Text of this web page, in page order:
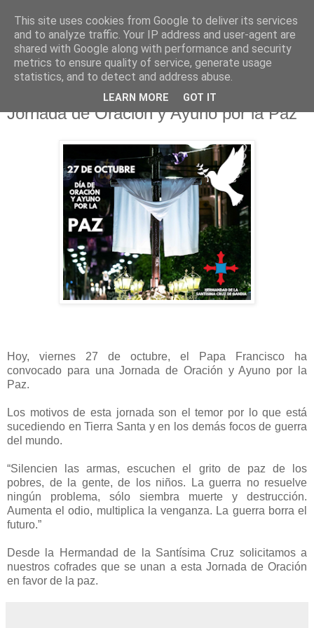
Hermandad de la
Santísima Cruz
Jornada de Oración y Ayuno por la Paz
Hoy, viernes 27 de octubre, el Papa Francisco ha
convocado para una Jornada de Oración y Ayuno por la
Paz.
Los motivos de esta jornada son el temor por lo que está
sucediendo en Tierra Santa y en los demás focos de guerra
del mundo.
“Silencien las armas, escuchen el grito de paz de los
pobres, de la gente, de los niños. La guerra no resuelve
ningún problema, sólo siembra muerte y destrucción.
Aumenta el odio, multiplica la venganza. La guerra borra el
futuro.”
Desde la Hermandad de la Santísima Cruz solicitamos a
nuestros cofrades que se unan a esta Jornada de Oración
en favor de la paz.
This site uses cookies from Google to deliver its services
and to analyze traffic. Your IP address and user-agent are
shared with Google along with performance and security
metrics to ensure quality of service, generate usage
statistics, and to detect and address abuse.
LEARN MORE GOT IT